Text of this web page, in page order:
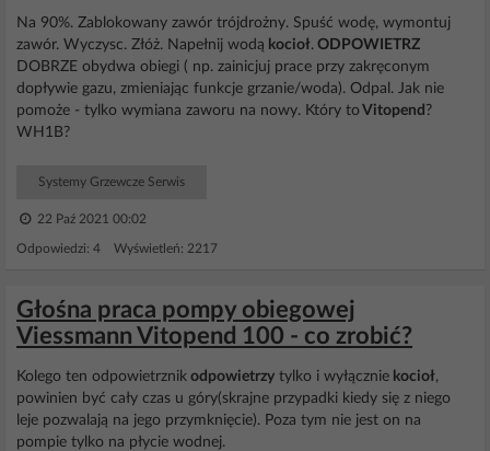
Na 90%. Zablokowany zawór trójdrożny. Spuść wodę, wymontuj
zawór. Wyczysc. Złóż. Napełnij wodą kocioł. ODPOWIETRZ
DOBRZE obydwa obiegi ( np. zainicjuj prace przy zakręconym
dopływie gazu, zmieniając funkcje grzanie/woda). Odpal. Jak nie
pomoże - tylko wymiana zaworu na nowy. Który toVitopend ?
WH1B?
Systemy Grzewcze Serwis
22 Paź 2021 00:02
Odpowiedzi: 4 Wyświetleń: 2217
Głośna praca pompy obiegowej
Viessmann Vitopend 100 - co zrobić?
Kolego ten odpowietrznik odpowietrzy tylko i wyłącznie kocioł,
powinien być cały czas u góry(skrajne przypadki kiedy się z niego
leje pozwalają na jego przymknięcie). Poza tym nie jest on na
pompie tylko na płycie wodnej.